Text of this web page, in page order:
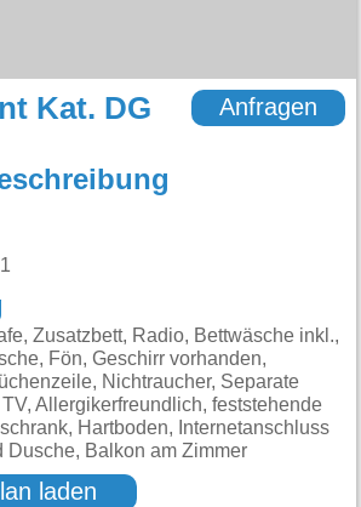
Kat. DG Anfragen
Zusatzbett, Radio, Bettwäsche inkl.,
Fön, Geschirr vorhanden,
Nichtraucher, Separate
Allergikerfreundlich, feststehende
Hartboden, Internetanschluss
Dusche, Balkon am Zimmer
laden